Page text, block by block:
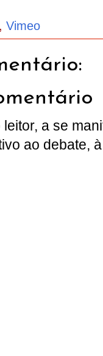
, Vimeo
a se
ao debate,